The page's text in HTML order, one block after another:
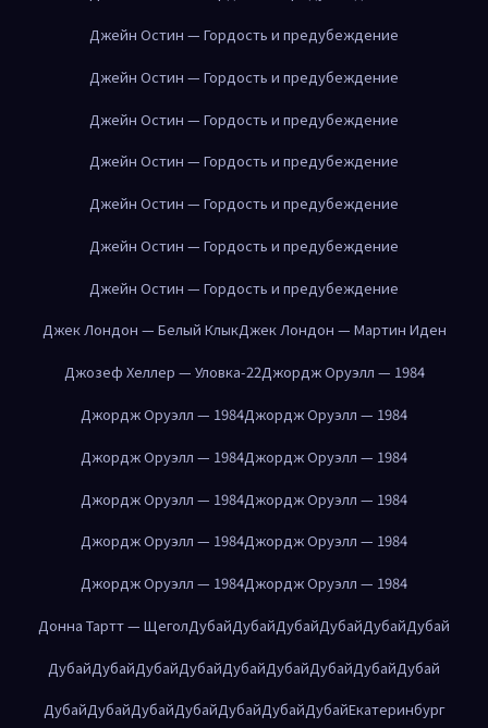
Джейн Остин — Гордость и предубеждение
Джейн Остин — Гордость и предубеждение
Джейн Остин — Гордость и предубеждение
Джейн Остин — Гордость и предубеждение
Джейн Остин — Гордость и предубеждение
Джейн Остин — Гордость и предубеждение
Джейн Остин — Гордость и предубеждение
Джек Лондон — Белый КлыкДжек Лондон — Мартин Иден
Джозеф Хеллер — Уловка-22Джордж Оруэлл — 1984
Джордж Оруэлл — 1984Джордж Оруэлл — 1984
Джордж Оруэлл — 1984Джордж Оруэлл — 1984
Джордж Оруэлл — 1984Джордж Оруэлл — 1984
Джордж Оруэлл — 1984Джордж Оруэлл — 1984
Джордж Оруэлл — 1984Джордж Оруэлл — 1984
Донна Тартт — ЩеголДубайДубайДубайДубайДубайДубай
ДубайДубайДубайДубайДубайДубайДубайДубайДубай
ДубайДубайДубайДубайДубайДубайДубайЕкатеринбург